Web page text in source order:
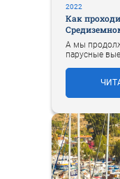
2022
Как
А мы
парусные